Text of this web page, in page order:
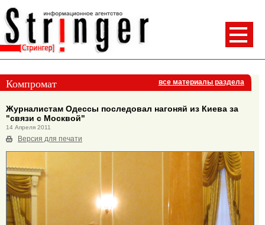
Компромат все материалы раздела
Журналистам Одессы последовал нагоняй из Киева за
"связи с Москвой"
14 Апреля 2011
Версия для печати